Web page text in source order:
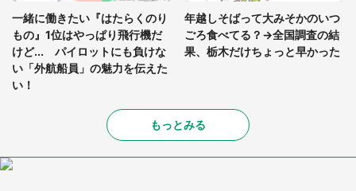
一緒に働きたい『はたらくのり
もの』1位はやっぱり飛行機だ
けど... パイロットにも負けな
い「外航船員」の魅力を伝えた
い！
年越しそばって大みそかのいつ
ごろ食べてる？→全国調査の結
果、栃木だけちょっと早かった
もっとみる